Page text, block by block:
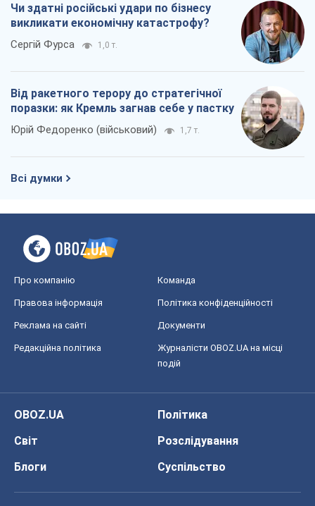
Чи здатні російські удари по бізнесу
викликати економічну катастрофу?
Сергій Фурса 1,0 т.
Від ракетного терору до стратегічної
поразки: як Кремль загнав себе у пастку
Юрій Федоренко (військовий) 1,7 т.
Всі думки
Про компанію Команда
Правова інформація Політика конфіденційності
Реклама на сайті Документи
Редакційна політика
Журналісти OBOZ.UA на місці
подій
OBOZ.UA
Політика
Світ
Розслідування
Блоги
Суспільство